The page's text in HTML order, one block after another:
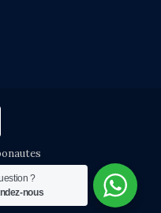
?
nous